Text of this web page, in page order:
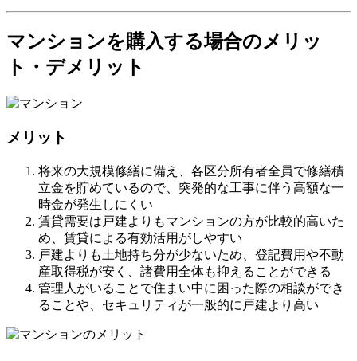
マンションを購入する場合のメリッ
ト・デメリット
メリット
将来の大規模修繕に備え、各区分所有者全員で修繕積
立金を貯めているので、突発的な工事に伴う高額な一
時金が発生しにくい
賃貸需要は戸建よりもマンションの方が比較的高いた
め、賃貸による有効活用がしやすい
戸建よりも土地持ち分が少ないため、登記費用や不動
産取得税が安く、諸費用全体も抑えることができる
管理人がいることで住まい中に困った際の相談ができ
ることや、セキュリティが一般的に戸建より高い